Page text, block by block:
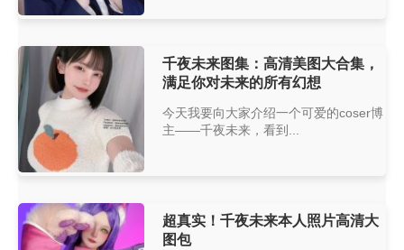
千夜未来图集：高清美图大合集，
满足你对未来的所有幻想
今天我要向大家介绍一个可爱的coser博
主——千夜未来，看到...
超真实！千夜未来本人照片高清大
图包